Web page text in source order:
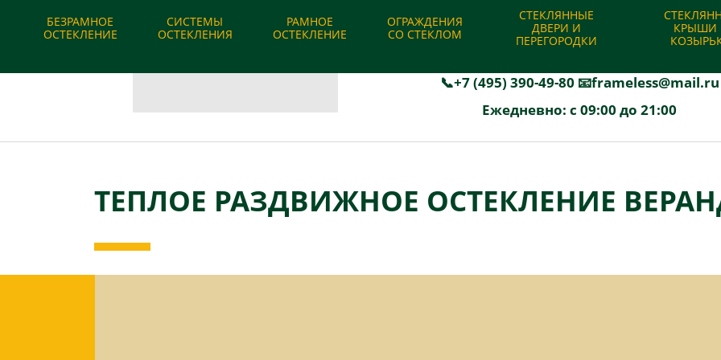
Акции и скидки|Калькулятор |
Производство и установка безрамного
📞+7 (495) 390-49-80 📧frameless@mail.ru
Ежедневно: с 09:00 до 21:00
БЕЗРАМНОЕ
ОСТЕКЛЕНИЕ
СИСТЕМЫ
ОСТЕКЛЕНИЯ
РАМНОЕ
ОСТЕКЛЕНИЕ
ОГРАЖДЕНИЯ
СО СТЕКЛОМ
СТЕКЛЯННЫЕ
ДВЕРИ И
ПЕРЕГОРОДКИ
КРЫШИ
ТЕПЛОЕ РАЗДВИЖНОЕ ОСТЕКЛЕНИЕ